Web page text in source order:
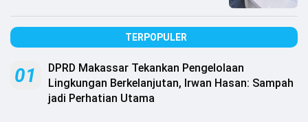
TERPOPULER
01
DPRD Makassar Tekankan Pengelolaan
Lingkungan Berkelanjutan, Irwan Hasan: Sampah
jadi Perhatian Utama